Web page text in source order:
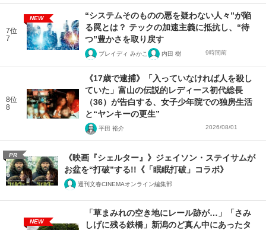
7位
7
NEW
“システムそのものの悪を疑わない人々”が陥
る罠とは？ テックの加速主義に抵抗し、“待
つ”豊かさを取り戻す
ブレイディ みかこ 内田 樹 9時間前
8位
8
《17歳で逮捕》「入っていなければ人を殺し
ていた」富山の伝説的レディース初代総長
（36）が告白する、女子少年院での独房生活
と“ヤンキーの更生”
平田 裕介 2026/08/01
PR
《映画『シェルター』》ジェイソン・ステイサムが
お盆を“打破”する!!《「眠眠打破」コラボ》
週刊文春CINEMAオンライン編集部
NEW
「草まみれの空き地にレール跡が…」「さみ
しげに残る鉄橋」新潟のど真ん中にあったタ